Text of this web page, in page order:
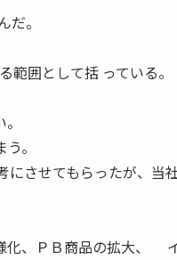
。
囲として括 っている。
。
にさせてもらったが、当
化、ＰＢ商品の拡大、